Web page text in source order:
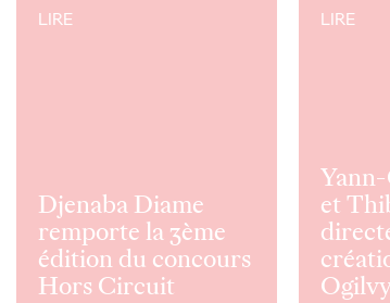
LIRE
Djenaba Diame
remporte la 3ème
édition du concours
Hors Circuit
LIRE
et